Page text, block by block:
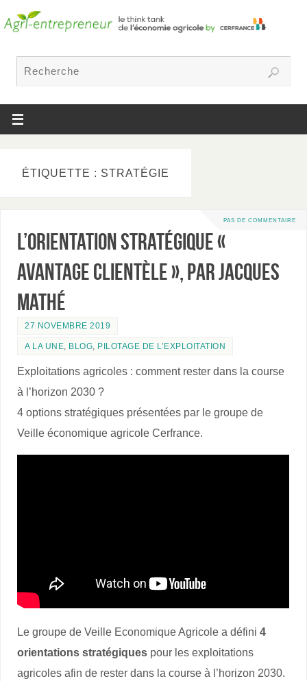
ÉTIQUETTE : STRATÉGIE
PAS DE COMMENTAIRE
L’orientation stratégique «
Avantage clientèle », par Jacques
Mathé
27 NOVEMBRE 2019
A LA UNE, BLOG, PILOTAGE DE L’EXPLOITATION
Exploitations agricoles : comment rester dans la course
à l’horizon 2030 ?
4 options stratégiques présentées par le groupe de
Veille économique agricole Cerfrance.
Le groupe de Veille Economique Agricole a défini4
orientations stratégiques pour les exploitations
agricoles afin de rester dans la course à l’horizon 2030.